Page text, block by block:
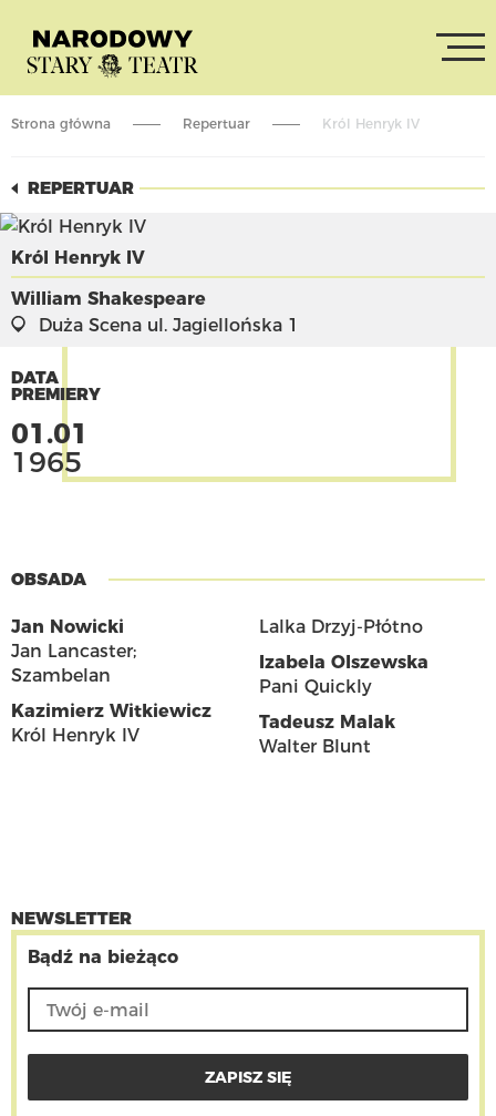
Strona główna Repertuar Król Henryk IV
REPERTUAR
Król Henryk IV
William Shakespeare
Duża Scena ul. Jagiellońska 1
DATA
PREMIERY
01.01
1965
OBSADA
Jan Nowicki
Jan Lancaster;
Szambelan
Kazimierz Witkiewicz
Król Henryk IV
Lalka Drzyj-Płótno
Izabela Olszewska
Pani Quickly
Tadeusz Malak
Walter Blunt
NEWSLETTER
Bądź na bieżąco